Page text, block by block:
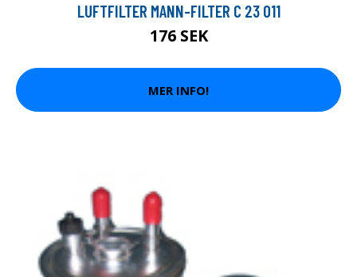
LUFTFILTER MANN-FILTER C 23 011
176 SEK
MER INFO!